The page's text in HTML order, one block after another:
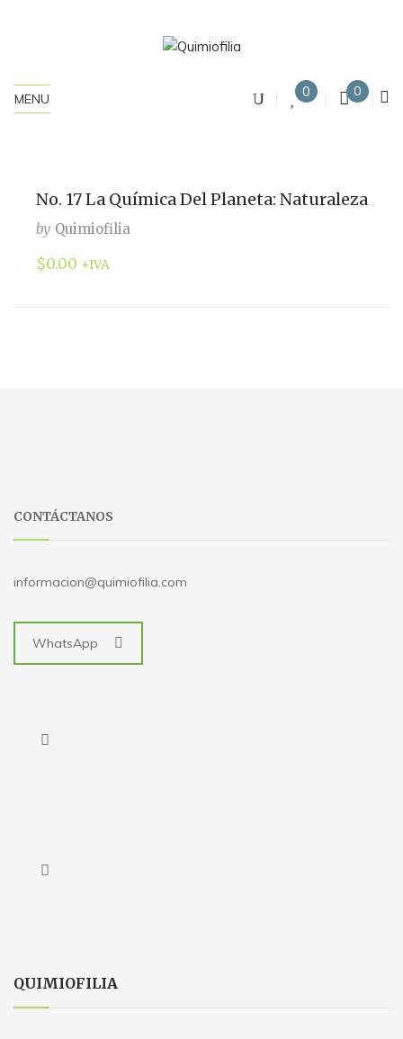
MENU 0 0
No. 17 La Química Del Planeta: Naturaleza
by Quimiofilia
$0.00 +IVA
CONTÁCTANOS
informacion@quimiofilia.com
WhatsApp
QUIMIOFILIA